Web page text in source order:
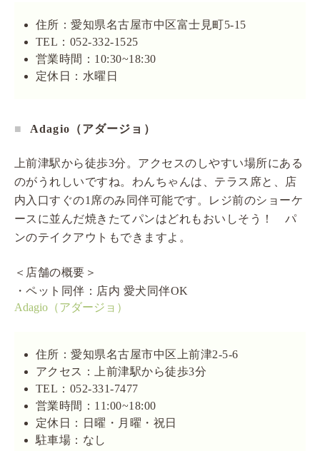
住所：愛知県名古屋市中区富士見町5-15
TEL：052-332-1525
営業時間：10:30~18:30
定休日：水曜日
Adagio（アダージョ）
上前津駅から徒歩3分。アクセスのしやすい場所にある
のがうれしいですね。わんちゃんは、テラス席と、店
内入口すぐの1席のみ同伴可能です。レジ前のショーケ
ースに並んだ焼きたてパンはどれもおいしそう！ パ
ンのテイクアウトもできますよ。
＜店舗の概要＞
・ペット同伴：店内 愛犬同伴OK
Adagio（アダージョ）
住所：愛知県名古屋市中区上前津2-5-6
アクセス：上前津駅から徒歩3分
TEL：052-331-7477
営業時間：11:00~18:00
定休日：日曜・月曜・祝日
駐車場：なし